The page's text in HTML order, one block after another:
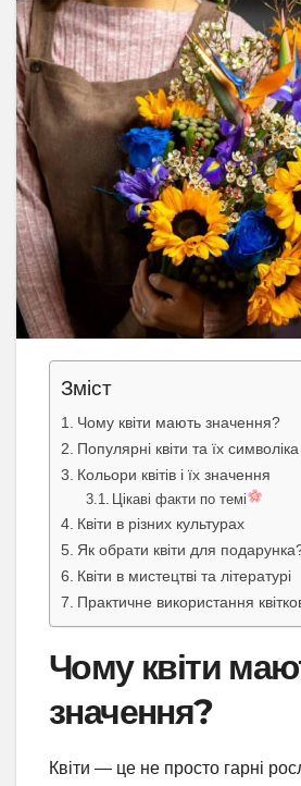
Зміст
Чому квіти мають значення?
Популярні квіти та їх символіка
Кольори квітів і їх значення
Цікаві факти по темі
Квіти в різних культурах
Як обрати квіти для
Квіти в мистецтві та літературі
Практичне використання
Чому квіти
значення?
Квіти — це не просто гарні